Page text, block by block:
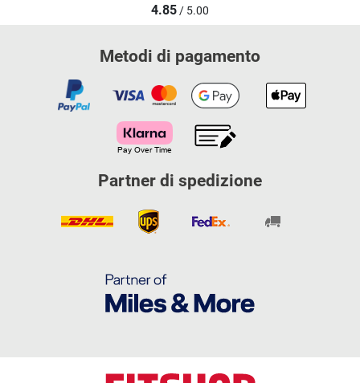
4.85/ 5.00
Metodi di pagamento
Partner di spedizione